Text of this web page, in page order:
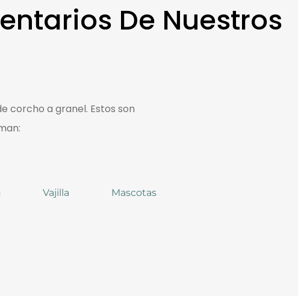
De Nuestros
corcho a granel. Estos son
Vajilla Mascotas